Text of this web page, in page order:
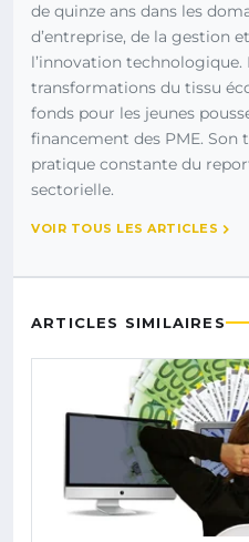
de quinze ans dans les
d’entreprise, de la gestion
l’innovation technologique.
transformations du tissu
fonds pour les jeunes
financement des PME. Son
pratique constante du
sectorielle.
VOIR TOUS LES ARTICLES
ARTICLES SIMILAIRES